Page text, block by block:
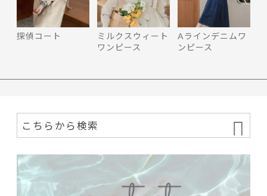
探偵コート
ミルクスウィート
ワンピース
Aラインデニムワ
ンピース